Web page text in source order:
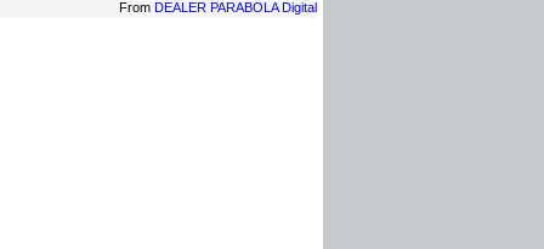
From DEALER PARABOLA Digital